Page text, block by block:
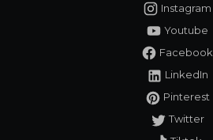
Instagram
Youtube
Facebook
LinkedIn
Pinterest
Twitter